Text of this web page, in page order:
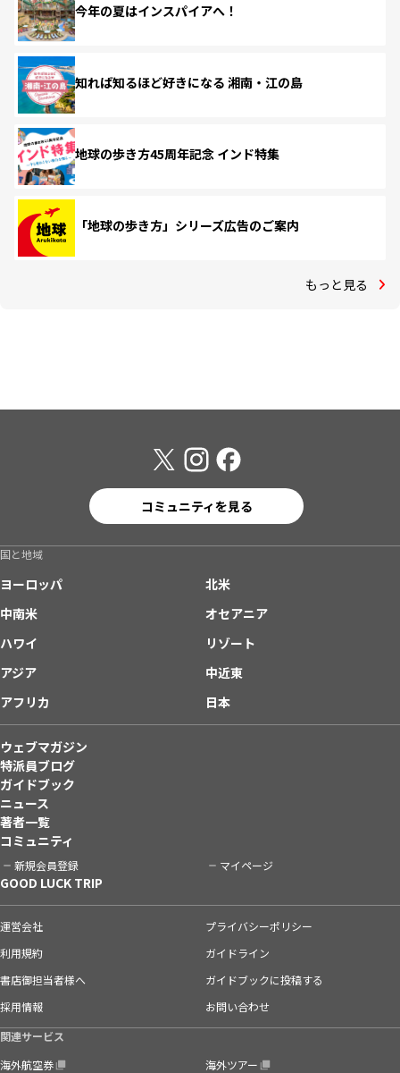
今年の夏はインスパイアへ！
知れば知るほど好きになる 湘南・江の島
地球の歩き方45周年記念 インド特集
「地球の歩き方」シリーズ広告のご案内
もっと見る
コミュニティを見る
国と地域
ヨーロッパ
北米
中南米
オセアニア
ハワイ
リゾート
アジア
中近東
アフリカ
日本
ウェブマガジン
特派員ブログ
ガイドブック
ニュース
著者一覧
コミュニティ
新規会員登録 マイページ
GOOD LUCK TRIP
運営会社
プライバシーポリシー
利用規約
ガイドライン
書店御担当者様へ
ガイドブックに投稿する
採用情報
お問い合わせ
関連サービス
海外航空券
海外ツアー